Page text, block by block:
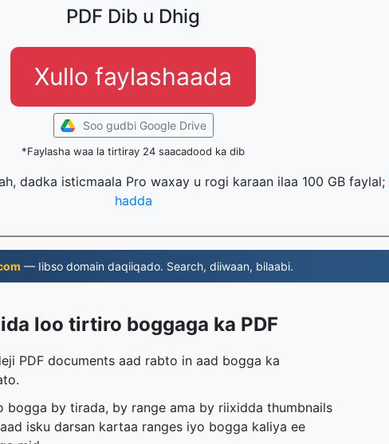
PDF Dib u Dhig
Xullo faylashaada
Soo gudbi Google Drive
*Faylasha waa la tirtiray 24 saacadood ka dib
dadka isticmaala Pro waxay u rogi karaan ilaa 100 GB faylal;
hadda
— Iibso domain daqiiqado. Search, diiwaan, bilaabi.
loo tirtiro boggaga ka PDF
PDF documents aad rabto in aad bogga ka
bogga by tirada, by range ama by riixidda thumbnails
isku darsan kartaa ranges iyo bogga kaliya ee